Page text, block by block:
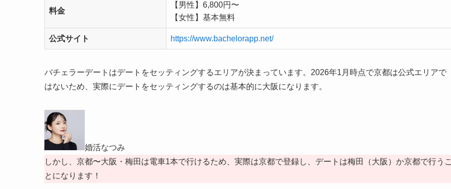
料金
【男性】6,800円〜
【女性】基本無料
公式サイト https://www.bachelorapp.net/
バチェラーデートはデートをセッティングするエリアが決まっています。2026年1月時点で京都は公式エリアで
はないため、実際にデートをセッティングするのは基本的に大阪になります。
婚活なつみ
しかし、京都〜大阪・梅田は電車1本で行けるため、実際は京都で登録し、デートは梅田（大阪）か京都で行うこ
とになります！